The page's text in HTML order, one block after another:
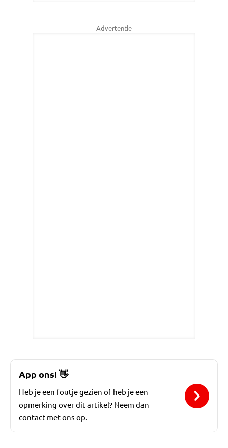
Advertentie
App ons!👋
Heb je een foutje gezien of heb je een
opmerking over dit artikel? Neem dan
contact met ons op.